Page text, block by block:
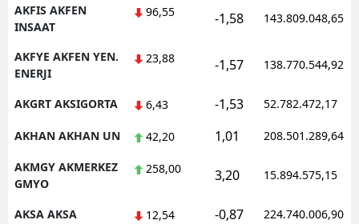
AKFIS AKFEN
INSAAT
96,55 -1,58 143.809.048,65
AKFYE AKFEN YEN.
ENERJI
23,88 -1,57 138.770.544,92
AKGRT AKSIGORTA 6,43 -1,53 52.782.472,17
AKHAN AKHAN UN 42,20 1,01 208.501.289,64
AKMGY AKMERKEZ
GMYO
258,00 3,20 15.894.575,15
AKSA AKSA 12,54 -0,87 224.740.006,90